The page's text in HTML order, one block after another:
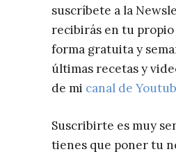
suscríbete a la
recibirás en tu propio
forma gratuita y
últimas recetas y
de mi canal de
Suscribirte es muy
tienes que poner tu